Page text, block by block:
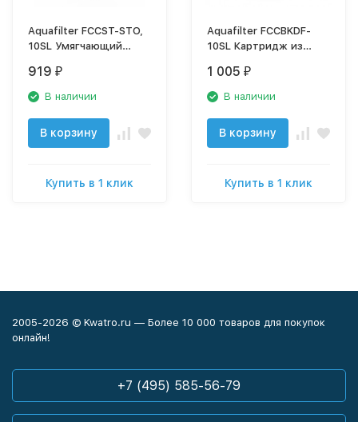
Aquafilter FCCST-STO,
10SL Умягчающий
ионообменной смолой
и полипропилен
919 ₽
В наличии
В корзину
Купить в 1 клик
Aquafilter FCCBKDF-
10SL Картридж из
+ KDF
1 005 ₽
В наличии
В корзину
Купить в 1 клик
2005-2026 © Kwatro.ru — Более 10 000 товаров для покупок
онлайн!
+7 (495) 585-56-79